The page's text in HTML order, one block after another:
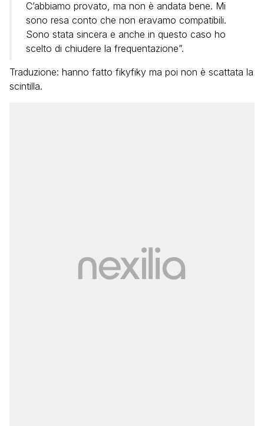
C’abbiamo provato, ma non è andata bene. Mi
sono resa conto che non eravamo compatibili.
Sono stata sincera e anche in questo caso ho
scelto di chiudere la frequentazione”.
Traduzione: hanno fatto fikyfiky ma poi non è scattata la
scintilla.